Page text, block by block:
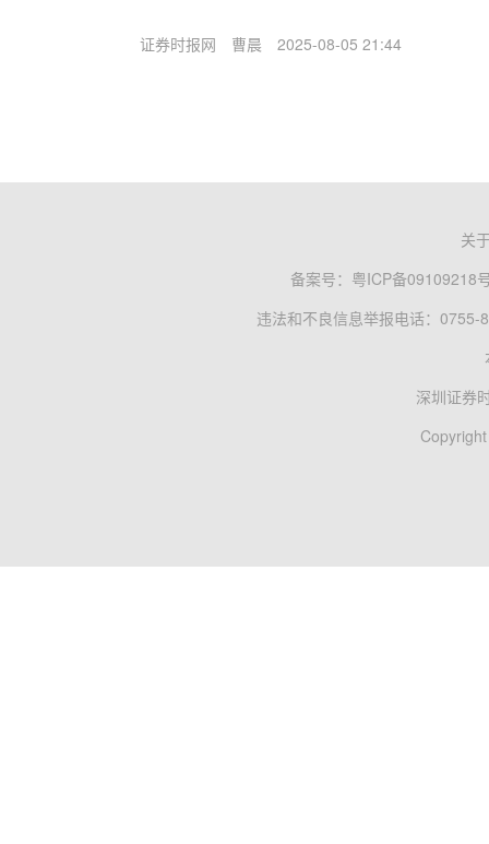
证券时报网 曹晨 2025-08-05 21:44
关
备案号： 粤ICP备09109218
违法和不良信息举报电话：0755-
深圳证券